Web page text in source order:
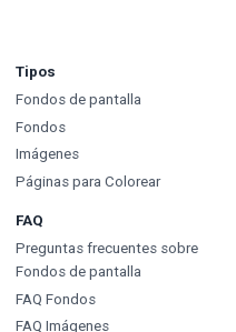
Tipos
Fondos de pantalla
Fondos
Imágenes
Páginas para Colorear
FAQ
Preguntas frecuentes sobre
Fondos de pantalla
FAQ Fondos
FAQ Imágenes